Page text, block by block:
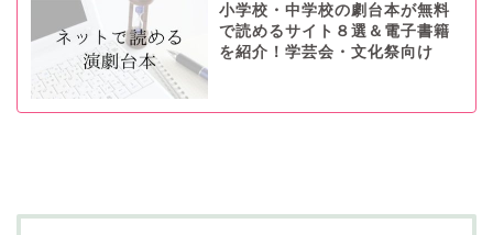
小学校・中学校の劇台本が無料
で読めるサイト８選＆電子書籍
を紹介！学芸会・文化祭向け